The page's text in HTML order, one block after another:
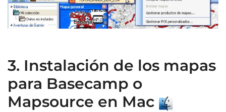
3. Instalación de los mapas
para Basecamp o
Mapsource en Mac